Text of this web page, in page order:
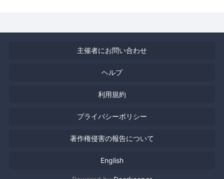
主催者にお問い合わせ
ヘルプ
利用規約
プライバシーポリシー
著作権侵害の報告について
English